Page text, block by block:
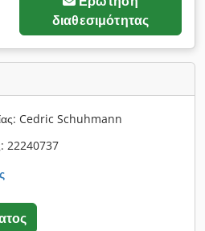
διαθεσιμότητας
Cedric Schuhmann
22240737